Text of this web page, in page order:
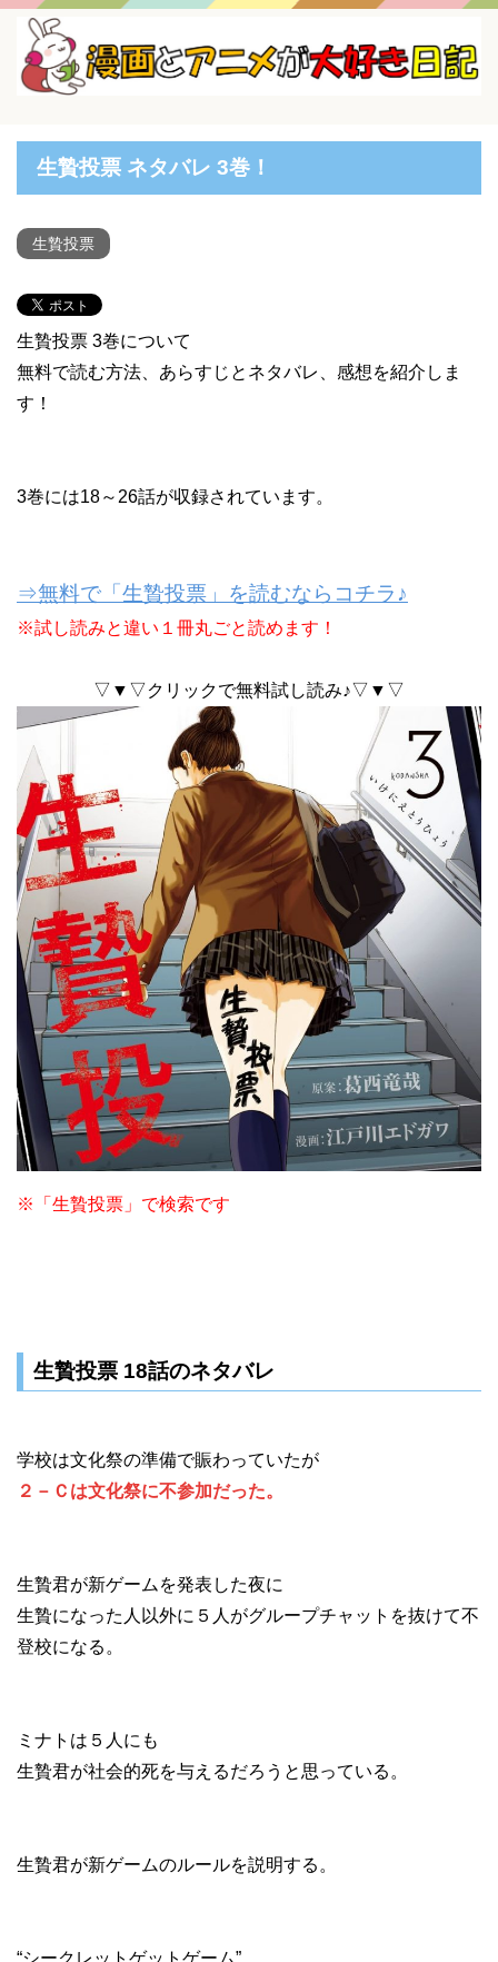
生贄投票 ネタバレ 3巻！
生贄投票
生贄投票 3巻について
無料で読む方法、あらすじとネタバレ、感想を紹介しま
す！
3巻には18～26話が収録されています。
⇒無料で「生贄投票」を読むならコチラ♪
※試し読みと違い１冊丸ごと読めます！
▽▼▽クリックで無料試し読み♪▽▼▽
※「生贄投票」で検索です
生贄投票 18話のネタバレ
学校は文化祭の準備で賑わっていたが
２－Ｃは文化祭に不参加だった。
生贄君が新ゲームを発表した夜に
生贄になった人以外に５人がグループチャットを抜けて不
登校になる。
ミナトは５人にも
生贄君が社会的死を与えるだろうと思っている。
生贄君が新ゲームのルールを説明する。